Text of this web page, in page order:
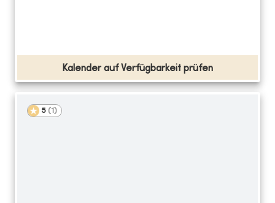
Kalender auf Verfügbarkeit prüfen
5 (1 )